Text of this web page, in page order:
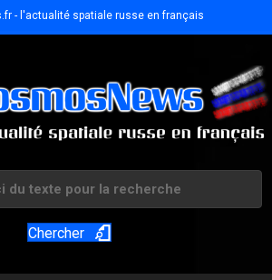
- l'actualité spatiale russe en français
Chercher